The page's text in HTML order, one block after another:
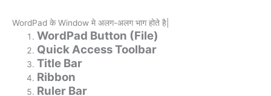
WordPad के Window मे अलग-अलग भाग होते है|
WordPad Button (File)
Quick Access Toolbar
Title Bar
Ribbon
Ruler Bar